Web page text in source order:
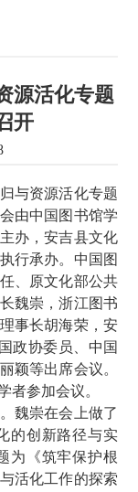
源活化专题
开
与资源活化专题
由中国图书馆学
办，安吉县文化
行承办。中国图
、原文化部公共
魏崇，浙江图书
事长胡海荣，安
政协委员、中国
颖等出席会议。
者参加会议。
魏崇在会上做了
的创新路径与实
为《筑牢保护根
活化工作的探索